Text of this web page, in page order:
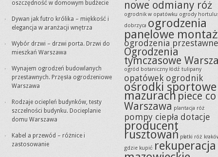
oszczędność w domowym budżecie
Dywan jak futro królika – miękkość i
elegancja w aranżacji wnętrza
Wybór drzwi – drzwi porta. Drzwi do
mieszkań Warszawa
Wynajem ogrodzeń budowlanych
przestawnych. Przęsła ogrodzeniowe
Warszawa
Rodzaje ociepleń budynków, testy
szczelności budynku. Docieplanie
domu Warszawa
Kabel a przewód – różnice i
zastosowanie
nowe odmiany róż
ogrodnik w opatówku ogrody
dobrzyca ogrodzenia
panelowe montaż
ogrodzenia przestawne
Ogrodzenia
tymczasowe
ogród botaniczny łódź tulipany
opatówek ogrodnik
ośrodki
mazurach piece co
Warszawa plantacja róż
pompy ciepła dotacje
producent
rusztowań płatki róż
gdzie kupić rekuperacja